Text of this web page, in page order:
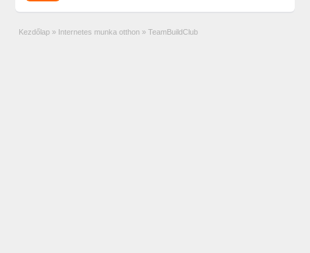
Kezdőlap » Internetes munka otthon » TeamBuildClub